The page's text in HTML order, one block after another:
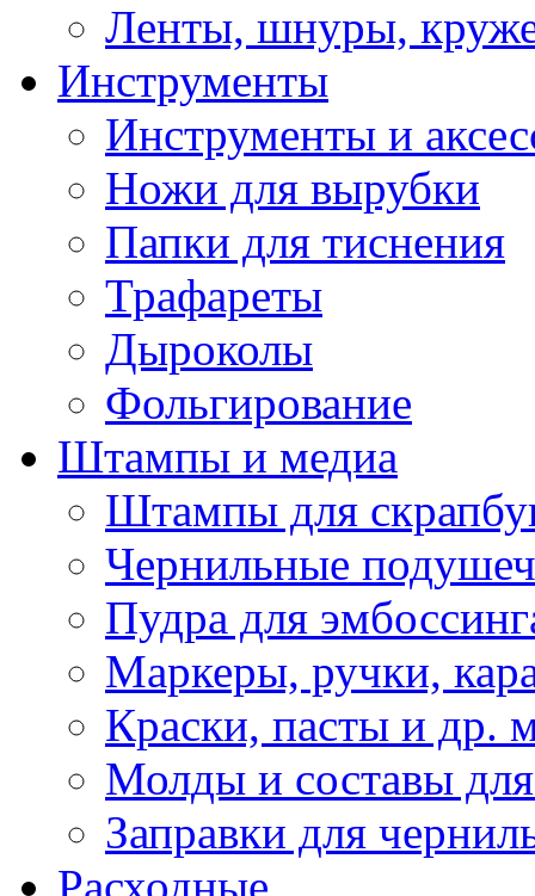
Ленты, шнуры,
Инструменты
Инструменты и
Ножи для вырубки
Папки для тиснения
Трафареты
Дыроколы
Фольгирование
Штампы и медиа
Штампы для
Чернильные
Пудра для
Маркеры, ручки,
Краски, пасты и др.
Молды и составы
Заправки для